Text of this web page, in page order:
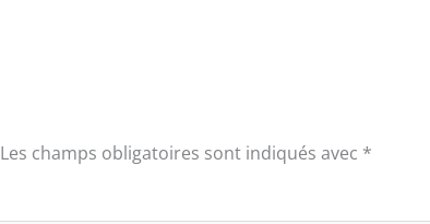
Les champs obligatoires sont indiqués avec *